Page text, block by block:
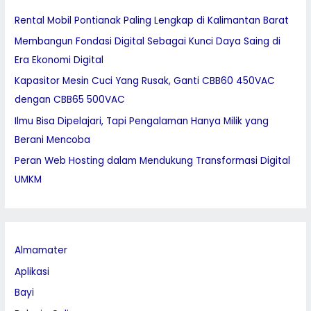
f
o
r
:
Rental Mobil Pontianak Paling Lengkap di Kalimantan Barat
Membangun Fondasi Digital Sebagai Kunci Daya Saing di
Era Ekonomi Digital
Kapasitor Mesin Cuci Yang Rusak, Ganti CBB60 450VAC
dengan CBB65 500VAC
Ilmu Bisa Dipelajari, Tapi Pengalaman Hanya Milik yang
Berani Mencoba
Peran Web Hosting dalam Mendukung Transformasi Digital
UMKM
Almamater
Aplikasi
Bayi